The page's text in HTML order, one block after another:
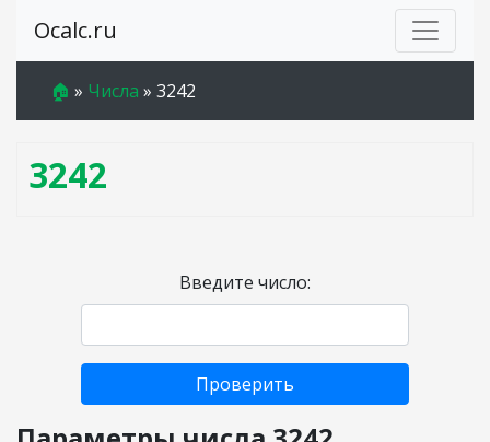
Ocalc.ru
🏠 » Числа » 3242
3242
Введите число:
Проверить